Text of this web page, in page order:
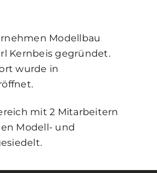
Modellbau
Kernbeis gegründet.
wurde in
mit 2 Mitarbeitern
Modell- und